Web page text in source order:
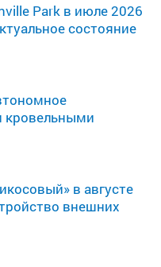
Park в июле 2026
состояние
кровельными
в августе
внешних